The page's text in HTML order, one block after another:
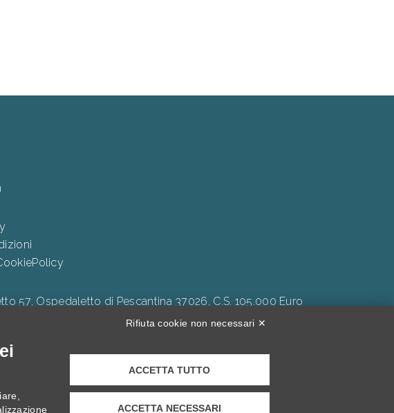
57, Ospedaletto di Pescantina 37026, C.S. 105.000 Euro
Ecologica e di Inclusività."
Rifiuta cookie non necessari ✕
ACCETTA TUTTO
ACCETTA NECESSARI